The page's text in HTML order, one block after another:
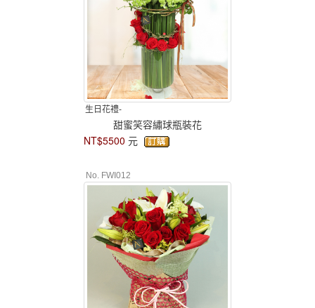
生日花禮-
甜蜜笑容繡球瓶裝花
NT$5500 元
No. FWI012